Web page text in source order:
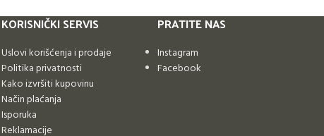
KORISNIČKI SERVIS
Uslovi korišćenja i prodaje
Politika privatnosti
Kako izvršiti kupovinu
Način plaćanja
Isporuka
Reklamacije
PRATITE NAS
Instagram
Facebook